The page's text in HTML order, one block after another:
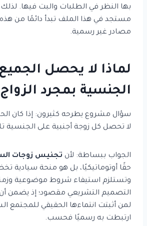
بها النظر في الطلبات والبت فيها.
مستجد في هذا الملف تبدأ دائمًا من هذه
مصادر غير رسمية.
لماذا لا يحصل
الجنسية بمجرد
سؤال مشروع يطرحه كثيرون: إذا كان
لا تحصل كل زوجة أجنبية على الجنسية
الجواب ببساطة: لأن تجنيس زوجات
حقًا أوتوماتيكيًا، بل هو منحة سيادية
وتستلزم استيفاء شروط موضوعية
التصميم التشريعي مقصود؛ إذ يضمن
لمن أثبتت انتماءها الحقيقي للمجتمع
ارتبطت به رسميًا فحسب.